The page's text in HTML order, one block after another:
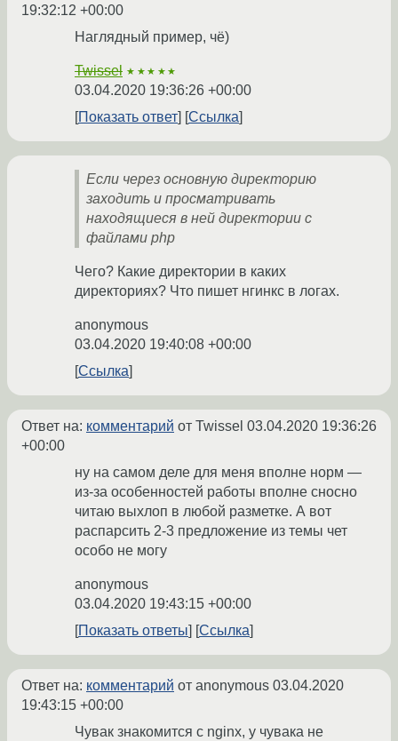
19:32:12 +00:00
Наглядный пример, чё)
Twissel ★★★★★
03.04.2020 19:36:26 +00:00
Показать ответ
Ссылка
Если через основную директорию
заходить и просматривать
находящиеся в ней директории с
файлами php
Чего? Какие директории в каких
директориях? Что пишет нгинкс в логах.
anonymous
03.04.2020 19:40:08 +00:00
Ссылка
Ответ на: комментарий от Twissel 03.04.2020 19:36:26
+00:00
ну на самом деле для меня вполне норм —
из-за особенностей работы вполне сносно
читаю выхлоп в любой разметке. А вот
распарсить 2-3 предложение из темы чет
особо не могу
anonymous
03.04.2020 19:43:15 +00:00
Показать ответы
Ссылка
Ответ на: комментарий от anonymous 03.04.2020
19:43:15 +00:00
Чувак знакомится с nginx, у чувака не